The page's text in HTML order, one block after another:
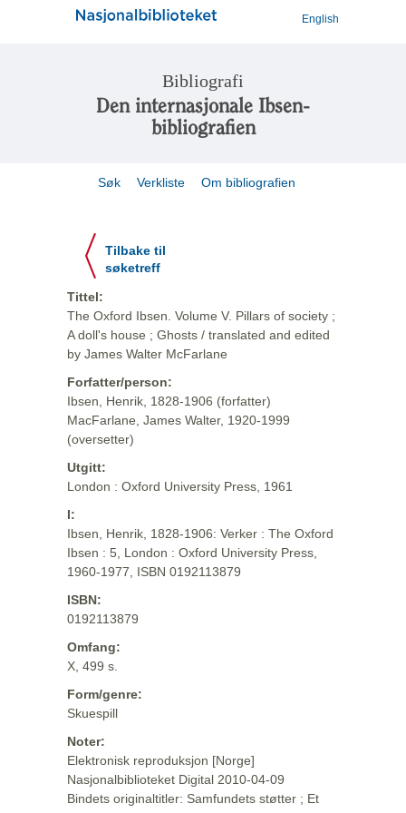
English
Bibliografi
Den internasjonale Ibsen-
bibliografien
Søk Verkliste Om bibliografien
Tilbake til
søketreff
Tittel:
The Oxford Ibsen. Volume V. Pillars of society ;
A doll's house ; Ghosts / translated and edited
by James Walter McFarlane
Forfatter/person:
Ibsen, Henrik, 1828-1906 (forfatter)
MacFarlane, James Walter, 1920-1999
(oversetter)
Utgitt:
London : Oxford University Press, 1961
I:
Ibsen, Henrik, 1828-1906: Verker : The Oxford
Ibsen : 5, London : Oxford University Press,
1960-1977, ISBN 0192113879
ISBN:
0192113879
Omfang:
X, 499 s.
Form/genre:
Skuespill
Noter:
Elektronisk reproduksjon [Norge]
Nasjonalbiblioteket Digital 2010-04-09
Bindets originaltitler: Samfundets støtter ; Et